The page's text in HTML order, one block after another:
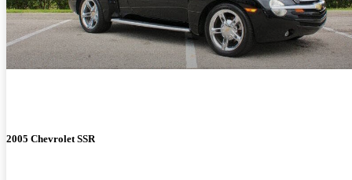
2005 Chevrolet SSR